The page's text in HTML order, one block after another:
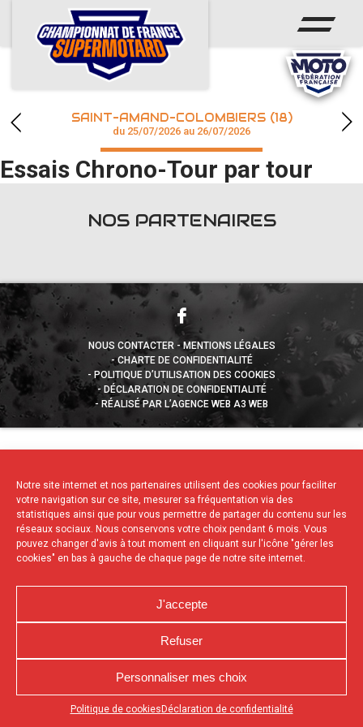
Notre site internet et nos partenaires utilisent des cookies pour faciliter
votre navigation sur ce site, mesurer sa fréquentation via des
statistiques ainsi que pour vous permettre de partager du contenu sur les
réseaux sociaux. Nous conservons votre choix pendant 6 mois. Vous
pouvez changer d'avis à tout moment en cliquant sur l'icône "gérer les
cookies" en bas à gauche de chaque page de notre site internet.
J'accepte
Refuser
Personnaliser mes choix
Politique de cookies Déclaration de confidentialité
Appuyez sur le bouton partager en bas de votre
ACCUEIL
ACTUS
CALENDRIER
CHAMPIONNAT
RÉSULTATS
SAINT-AMAND-COLOMBIERS (18)
du 25/07/2026 au 26/07/2026
Essais Chrono-Tour par tour
NOS PARTENAIRES
NOUS CONTACTER
MENTIONS LÉGALES
CHARTE DE CONFIDENTIALITÉ
POLITIQUE D’UTILISATION DES COOKIES
DÉCLARATION DE CONFIDENTIALITÉ
RÉALISÉ PAR L’AGENCE WEB A3 WEB